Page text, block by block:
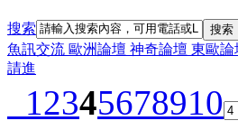
搜索 搜索
魚訊交流 歐洲論壇 神奇論壇 東歐論
請進
12345678910